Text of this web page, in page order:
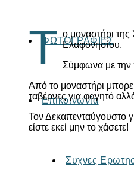
ΦΩΤΟΓΡΑΦΙΕΣ
Επικοινωνία
Συχνες
Τ ο μοναστήρι της
Ελαφονησίου.
Σύμφωνα με την
Από το μοναστήρι
ταβέρνες για φαγητό
Τον Δεκαπενταύγουστο
είστε εκεί μην το χάσετε!